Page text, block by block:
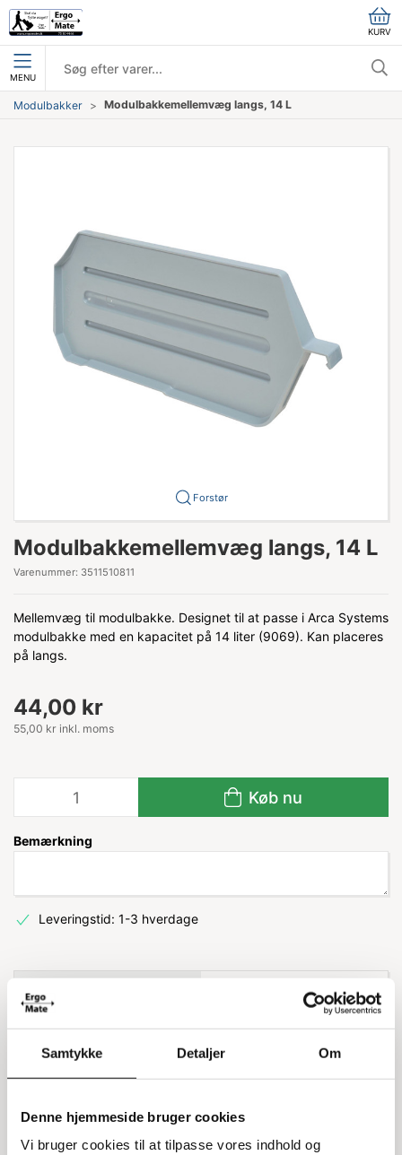
Samtykke Detaljer Om
Denne hjemmeside bruger cookies
Vi bruger cookies til at tilpasse vores indhold og
KURV
MENU
Modulbakker Modulbakkemellemvæg langs, 14 L
Forstør
Modulbakkemellemvæg langs, 14 L
Varenummer: 3511510811
Mellemvæg til modulbakke. Designet til at passe i Arca Systems
modulbakke med en kapacitet på 14 liter (9069). Kan placeres
på langs.
44,00 kr
55,00 kr inkl. moms
Køb nu
Bemærkning
Leveringstid: 1-3 hverdage
Information
Modulbakkemellemvæg til Arca
Systems
Modulbakkemellemvæggen er designet til at
passe perfekt i Arca Systems modulbakke med en